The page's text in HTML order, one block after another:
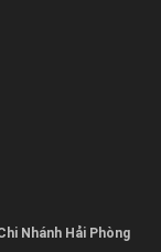
Nhánh Hải Phòng